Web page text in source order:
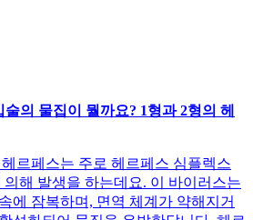
술의 물집이 뭘까요? 1형과 2형의 헤
르페스는 주로 헤르페스 심플렉스
의해 발생을 하는데요. 이 바이러스는
에 잠복하며, 면역 체계가 약해지거